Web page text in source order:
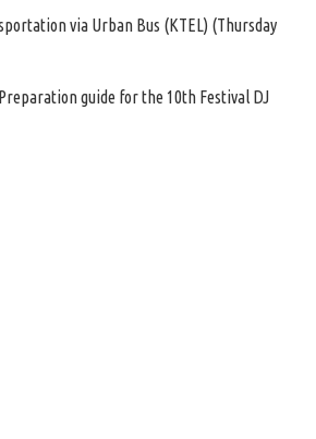
via Urban Bus (KTEL) (Thursday
guide for the 10th Festival DJ